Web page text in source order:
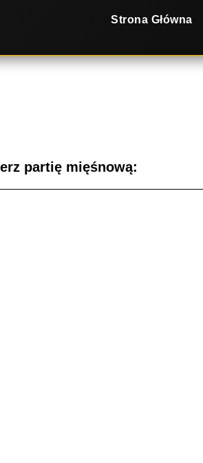
Strona Główna
partię mięśnową: